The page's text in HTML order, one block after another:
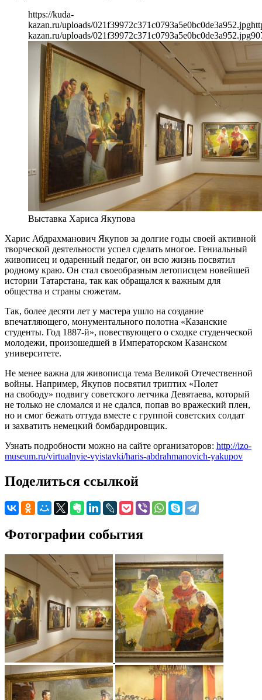
https://kuda-
kazan.ru/uploads/021f39972c371c0793a5e0bc0de3a952.jpg
kazan.ru/uploads/021f39972c371c0793a5e0bc0de3a952.jpg
Выставка Хариса Якупова
Харис Абдрахманович Якупов за долгие годы своей активной
творческой деятельности успел сделать многое. Гениальный
живописец и одаренный педагог, он всю жизнь посвятил
родному краю. Он стал своеобразным летописцем новейшей
истории Татарстана, так как обращался к важным для
общества и страны сюжетам.
Так, более десяти лет у мастера ушло на создание
впечатляющего, монументального полотна «Казанские
студенты. Год 1887-й», повествующего о сходке студенческой
молодежи, произошедшей в Императорском Казанском
университете.
Не менее важна для живописца тема Великой Отечественной
войны. Например, Якупов посвятил триптих «Полет
на свободу» подвигу советского летчика Девятаева, который
не только не сломался и не сдался, попав во вражеский плен,
но и смог бежать оттуда вместе с группой советских солдат
и захватить немецкий бомбардировщик.
Узнать подробности можно на сайте организаторов: http://izo-
museum.ru/virtualnyie-vyistavki/haris-abdrahmanovich-yakupov
Поделиться ссылкой
Фотографии события